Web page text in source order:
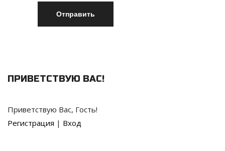
Отправить
ПРИВЕТСТВУЮ ВАС!
Приветствую Вас, Гость!
Регистрация | Вход